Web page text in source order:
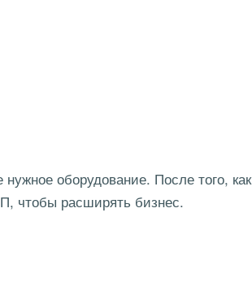
оборудование. После того, как
чтобы расширять бизнес.